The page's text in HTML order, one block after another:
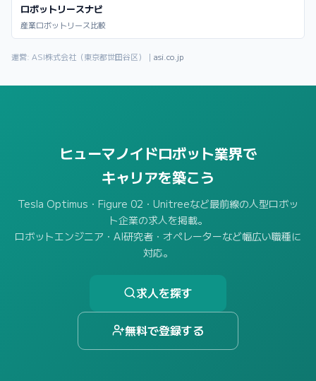
ロボットリースナビ
産業ロボットリース比較
運営: ASI株式会社（東京都世田谷区）｜ asi.co.jp
ヒューマノイドロボット業界で
キャリアを築こう
Tesla Optimus・Figure 02・Unitreeなど最前線の人型ロボッ
ト企業の求人を掲載。
ロボットエンジニア・AI研究者・オペレーターなど幅広い職種に
対応。
求人を探す
無料で登録する